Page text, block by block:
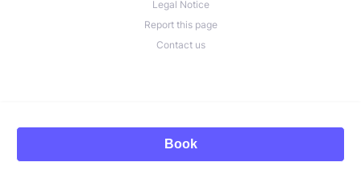
Legal Notice
Report this page
Contact us
Book